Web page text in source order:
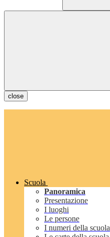
close
Scuola
Panoramica
Presentazione
I luoghi
Le persone
I numeri della scuola